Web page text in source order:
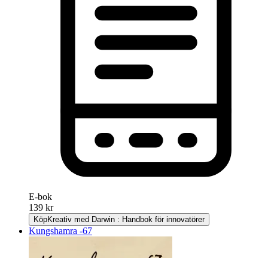
E-bok
139 kr
KöpKreativ med Darwin : Handbok för innovatörer
Kungshamra -67